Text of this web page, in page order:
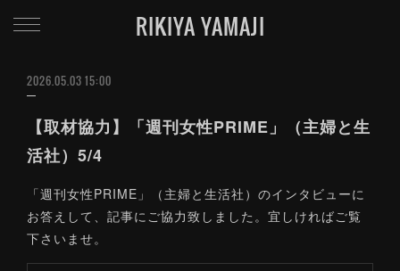
RIKIYA YAMAJI
2026.05.03 15:00
【取材協力】「週刊女性PRIME」（主婦と生
活社）5/4
「週刊女性PRIME」（主婦と生活社）のインタビューに
お答えして、記事にご協力致しました。宜しければご覧
下さいませ。